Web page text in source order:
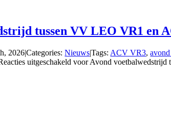
tussen VV LEO VR1 en
2026|Categories:Nieuws|Tags: ACV VR3,
uitgeschakeld voor Avond